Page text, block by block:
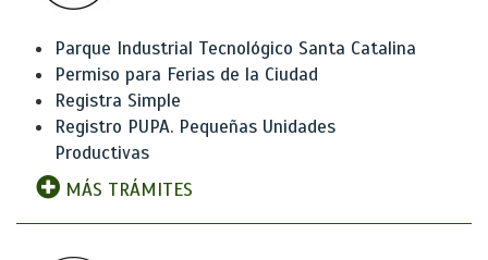
Parque Industrial Tecnológico Santa Catalina
Permiso para Ferias de la Ciudad
Registra Simple
Registro PUPA. Pequeñas Unidades
Productivas
MÁS TRÁMITES